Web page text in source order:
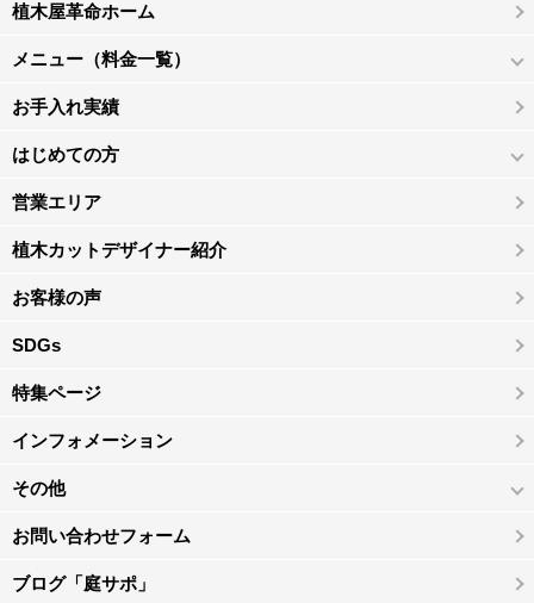
植木屋革命ホーム
メニュー（料金一覧）
お手入れ実績
はじめての方
営業エリア
植木カットデザイナー紹介
お客様の声
SDGs
特集ページ
インフォメーション
その他
お問い合わせフォーム
ブログ「庭サポ」